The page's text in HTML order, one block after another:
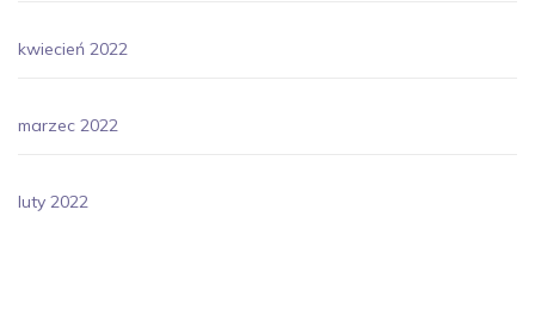
kwiecień 2022
marzec 2022
luty 2022